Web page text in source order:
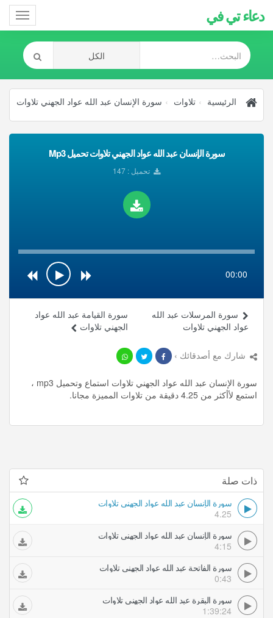
دعاء تي في
الرئيسية تلاوات سورة الإنسان عبد الله عواد الجهني تلاوات
سورة الإنسان عبد الله عواد الجهني تلاوات تحميل Mp3
تحميل : 147
00:00
سورة القيامة عبد الله عواد
الجهني تلاوات
سورة المرسلات عبد الله
عواد الجهني تلاوات
شارك مع أصدقائك ›
سورة الإنسان عبد الله عواد الجهني تلاوات استماع وتحميل mp3 ،
استمع لأأكثر من 4.25 دقيقة من تلاوات المميزة مجانا.
ذات صلة
سورة الإنسان عبد الله عواد الجهني تلاوات
4.25
سورة الإنسان عبد الله عواد الجهني تلاوات
4:15
سورة الفاتحة عبد الله عواد الجهني تلاوات
0:43
سورة البقرة عبد الله عواد الجهني تلاوات
1:39:24